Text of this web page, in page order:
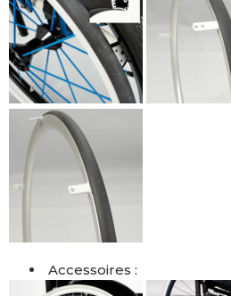
Accessoires :